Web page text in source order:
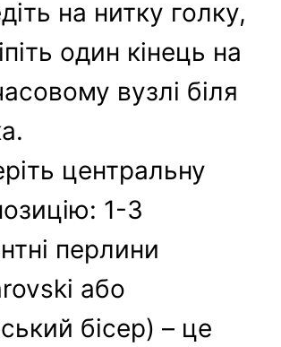
на нитку голку,
один кінець на
вузлі біля
центральну
1-3
перлини
або
бісер) – це